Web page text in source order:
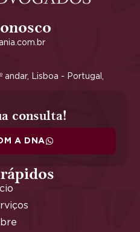
andar, Lisboa - Portugal,
consulta!
A DNA